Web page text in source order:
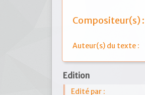
Compositeur(s) :
Auteur(s) du texte :
Edition
Edité par :